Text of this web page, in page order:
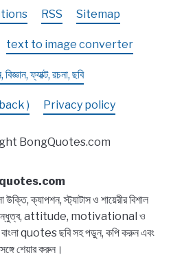
RSS Sitemap
text to image converter
বিজ্ঞান, ফ্যাক্ট, রচনা, ছবি
) Privacy policy
BongQuotes.com
ক্যাপশন, স্ট্যাটাস ও শায়েরীর বিশাল
বন্ধুত্ব, attitude, motivational ও
quotes ছবি সহ পড়ুন, কপি করুন এবং
শেয়ার করুন।